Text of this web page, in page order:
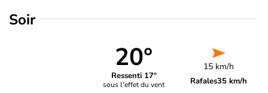
Soir
20°
Ressenti 17°
sous l'effet du vent
15 km/h
Rafales35 km/h